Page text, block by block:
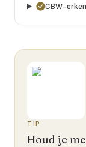
CBW-
TIP
Houd je